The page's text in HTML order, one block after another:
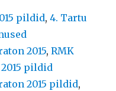
pildid,4. Tartu
2015,RMK
pildid
2015 pildid,